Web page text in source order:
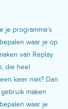
je programma’s
waar je op
van Replay
die heel
keer niet? Dan
maken
waar je